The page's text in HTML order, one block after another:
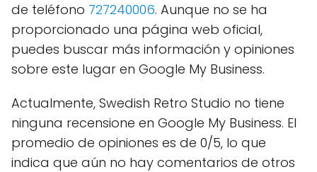
de teléfono 727240006. Aunque no se ha
proporcionado una página web oficial,
puedes buscar más información y opiniones
sobre este lugar en Google My Business.
Actualmente, Swedish Retro Studio no tiene
ninguna recensione en Google My Business. El
promedio de opiniones es de 0/5, lo que
indica que aún no hay comentarios de otros